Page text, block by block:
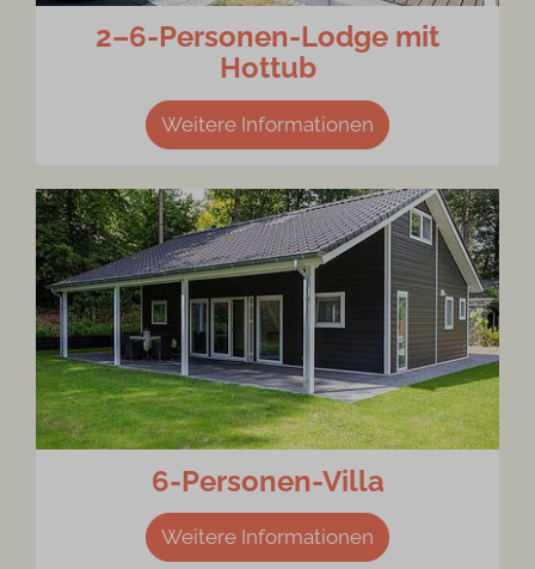
2–6-Personen-Lodge mit
Hottub
Weitere Informationen
6-Personen-Villa
Weitere Informationen